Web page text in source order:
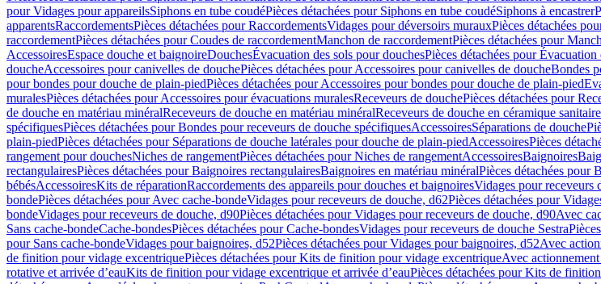
pour Vidages pour appareilsSiphons en tube coudéPièces détachées pour Siphons en tube coudéSiphons à encastrer
apparentsRaccordementsPièces détachées pour RaccordementsVidages pour déversoirs murauxPièces détachées
raccordementPièces détachées pour Coudes de raccordementManchon de raccordementPièces détachées pour
AccessoiresEspace douche et baignoireDouchesÉvacuation des sols pour douchesPièces détachées pour
doucheAccessoires pour canivelles de douchePièces détachées pour Accessoires pour canivelles de doucheBondes
pour bondes pour douche de plain-piedPièces détachées pour Accessoires pour bondes pour douche de plain-pied
muralesPièces détachées pour Accessoires pour évacuations muralesReceveurs de douchePièces détachées pour
de douche en matériau minéralReceveurs de douche en matériau minéralReceveurs de douche en céramique sanitaire
spécifiquesPièces détachées pour Bondes pour receveurs de douche spécifiquesAccessoiresSéparations de douche
plain-piedPièces détachées pour Séparations de douche latérales pour douche de plain-piedAccessoiresPièces
rangement pour douchesNiches de rangementPièces détachées pour Niches de rangementAccessoiresBaignoires
rectangulairesPièces détachées pour Baignoires rectangulairesBaignoires en matériau minéralPièces détachées pour
bébésAccessoiresKits de réparationRaccordements des appareils pour douches et baignoiresVidages pour receveurs
bondePièces détachées pour Avec cache-bondeVidages pour receveurs de douche, d62Pièces détachées pour
bondeVidages pour receveurs de douche, d90Pièces détachées pour Vidages pour receveurs de douche, d90Avec
Sans cache-bondeCache-bondesPièces détachées pour Cache-bondesVidages pour receveurs de douche Sestra
pour Sans cache-bondeVidages pour baignoires, d52Pièces détachées pour Vidages pour baignoires, d52Avec
de finition pour vidage excentriquePièces détachées pour Kits de finition pour vidage excentriqueAvec
rotative et arrivée d’eauKits de finition pour vidage excentrique et arrivée d’eauPièces détachées pour Kits de